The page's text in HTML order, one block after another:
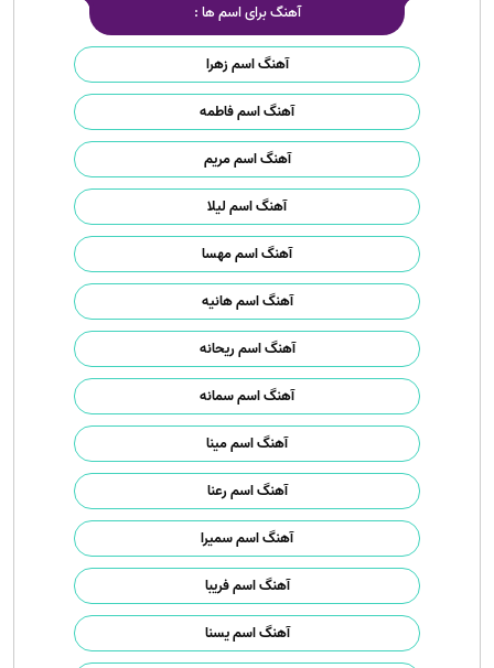
آهنگ برای اسم ها :
آهنگ اسم زهرا
آهنگ اسم فاطمه
آهنگ اسم مریم
آهنگ اسم لیلا
آهنگ اسم مهسا
آهنگ اسم هانیه
آهنگ اسم ریحانه
آهنگ اسم سمانه
آهنگ اسم مینا
آهنگ اسم رعنا
آهنگ اسم سمیرا
آهنگ اسم فریبا
آهنگ اسم یسنا